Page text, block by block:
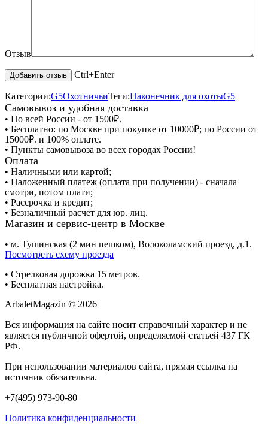
Отзыв
Ctrl+Enter
Категории:G5ОхотничьиТеги:Наконечник для охотыG5
Самовывоз и удобная доставка
• По всей России - от 1500₽.
• Бесплатно: по Москве при покупке от 10000₽; по России от
15000₽. и 100% оплате.
• Пункты самовывоза во всех городах России!
Оплата
• Наличными или картой;
• Наложенный платеж (оплата при получении) - сначала
смотри, потом плати;
• Рассрочка и кредит;
• Безналичный расчет для юр. лиц.
Магазин и сервис-центр в Москве
• м. Тушинская (2 мин пешком), Волоколамский проезд, д.1.
Посмотреть схему проезда
• Cтрелковая дорожка 15 метров.
• Бесплатная настройка.
ArbaletMagazin © 2026
Вся информация на сайте носит справочный характер и не
является публичной офертой, определяемой статьей 437 ГК
РФ.
При использовании материалов сайта, прямая ссылка на
источник обязательна.
+7(495) 973-90-80
Политика конфиденциальности